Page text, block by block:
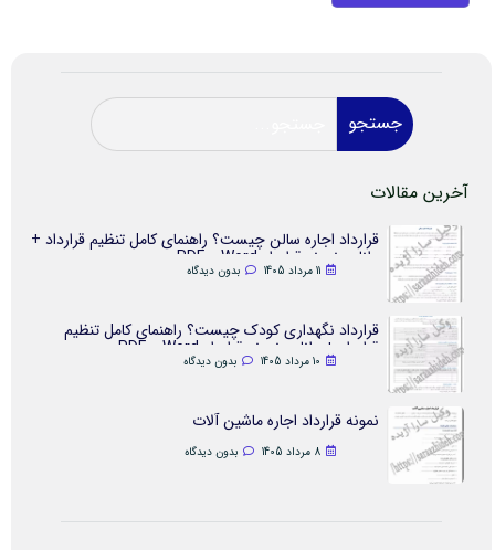
جستجو
آخرین مقالات
قرارداد اجاره سالن چیست؟ راهنمای کامل تنظیم قرارداد +
دانلود نمونه قرارداد Word و PDF
11 مرداد 1405 بدون دیدگاه
قرارداد نگهداری کودک چیست؟ راهنمای کامل تنظیم
قرارداد + دانلود نمونه قرارداد Word و PDF
10 مرداد 1405 بدون دیدگاه
نمونه قرارداد اجاره ماشین آلات
8 مرداد 1405 بدون دیدگاه